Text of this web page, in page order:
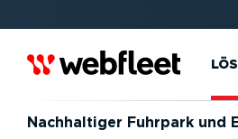
Nachhal­tiger Fuhrpark und